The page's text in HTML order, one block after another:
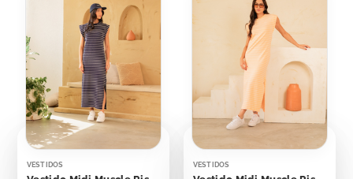
VESTIDOS VESTIDOS